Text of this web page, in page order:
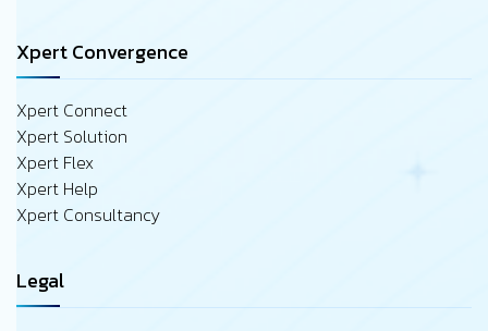
Xpert Convergence
Xpert Connect
Xpert Solution
Xpert Flex
Xpert Help
Xpert Consultancy
Legal